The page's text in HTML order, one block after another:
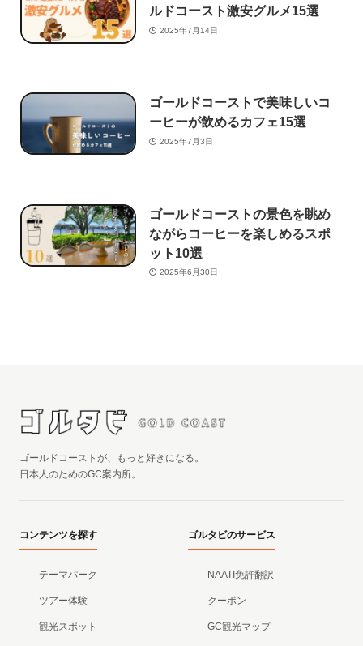
ルドコースト激安グルメ15選
2025年7月14日
ゴールドコーストで美味しいコ
ーヒーが飲めるカフェ15選
2025年7月3日
ゴールドコーストの景色を眺め
ながらコーヒーを楽しめるスポ
ット10選
2025年6月30日
ゴールドコーストが、もっと好きになる。
日本人のためのGC案内所。
コンテンツを探す
テーマパーク
ツアー体験
観光スポット
ゴルタビのサービス
NAATI免許翻訳
クーポン
GC観光マップ